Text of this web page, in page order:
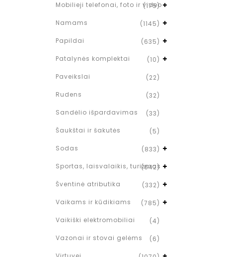
Mobilieji telefonai, foto ir video
(175)
Namams
(1145)
Papildai
(635)
Patalynės komplektai
(10)
Paveikslai
(22)
Rudens
(32)
Sandėlio išpardavimas
(33)
Šaukštai ir šakutės
(5)
Sodas
(833)
Sportas, laisvalaikis, turizmas
(642)
Šventinė atributika
(332)
Vaikams ir kūdikiams
(785)
Vaikiški elektromobiliai
(4)
Vazonai ir stovai gelėms
(6)